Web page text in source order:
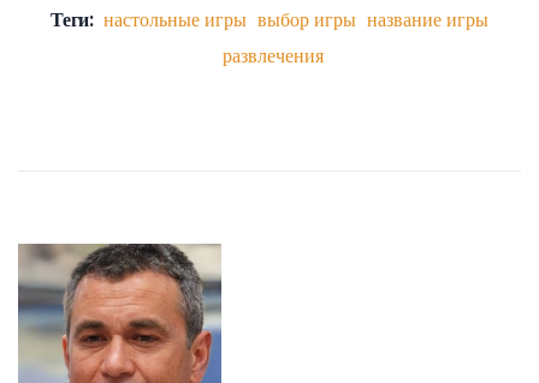
Теги: настольные игры выбор игры название игры
развлечения